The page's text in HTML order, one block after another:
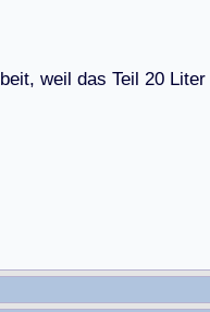
beit, weil das Teil 20 Liter